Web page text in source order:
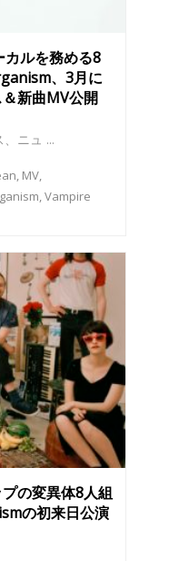
ルを務める8
、3月に
新曲MV公開
ニュ ...
, MV,
,Vampire
の変異体8人組
の初来日公演